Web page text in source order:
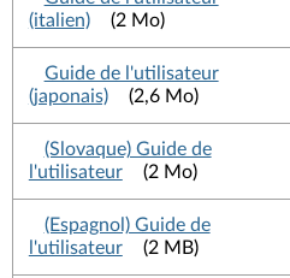
(italien)
(2 Mo)
Guide de l'utilisateur
(japonais)
(2,6 Mo)
(Slovaque) Guide de
l'utilisateur
(2 Mo)
(Espagnol) Guide de
l'utilisateur
(2 MB)